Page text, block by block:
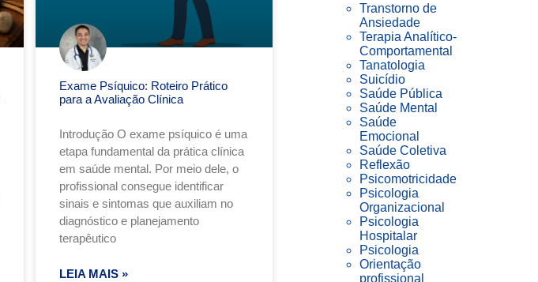
Exame Psíquico: Roteiro Prático
para a Avaliação Clínica
Introdução O exame psíquico é uma
etapa fundamental da prática clínica
em saúde mental. Por meio dele, o
profissional consegue identificar
sinais e sintomas que auxiliam no
diagnóstico e planejamento
terapêutico
LEIA MAIS »
Transtorno de
Ansiedade
Terapia Analítico-
Comportamental
Tanatologia
Suicídio
Saúde Pública
Saúde Mental
Saúde
Emocional
Saúde Coletiva
Reflexão
Psicomotricidade
Psicologia
Organizacional
Psicologia
Hospitalar
Psicologia
Orientação
profissional